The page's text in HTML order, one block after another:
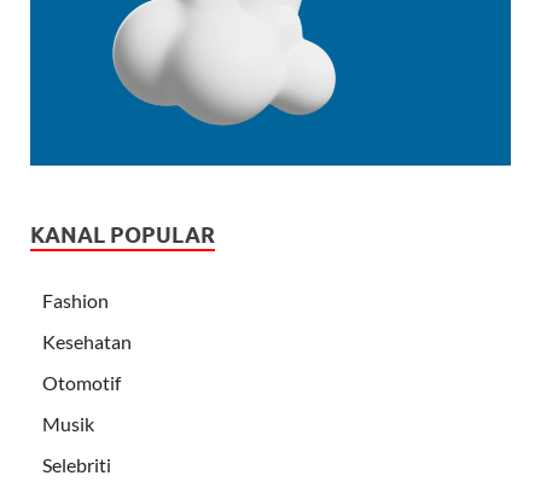
KANAL POPULAR
Fashion
Kesehatan
Otomotif
Musik
Selebriti